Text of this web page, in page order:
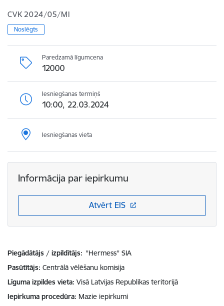
CVK 2024/05/MI
Noslēgts
Paredzamā līgumcena
12000
Iesniegšanas termiņš
10:00, 22.03.2024
Iesniegšanas vieta
Informācija par iepirkumu
Atvērt EIS
Piegādātājs / izpildītājs: ''Hermess'' SIA
Pasūtītājs Centrālā vēlēšanu komisija
Līguma izpildes vieta Visā Latvijas Republikas teritorijā
Iepirkuma procedūra Mazie iepirkumi